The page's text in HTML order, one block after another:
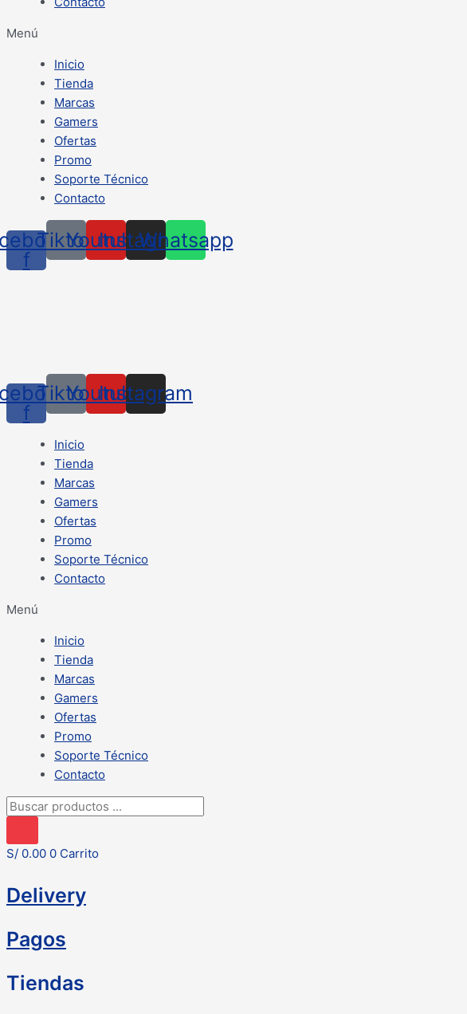
Menú
Inicio
Tienda
Marcas
Gamers
Ofertas
Promo
Soporte Técnico
Contacto
f
TiktokYoutube
Instagram
Whatsapp
f
TiktokYoutube
Instagram
Inicio
Tienda
Marcas
Gamers
Ofertas
Promo
Soporte Técnico
Contacto
Menú
Inicio
Tienda
Marcas
Gamers
Ofertas
Promo
Soporte Técnico
Contacto
Búsqueda
productos
S/ 0.00 0 Carrito
Delivery
Pagos
Tiendas